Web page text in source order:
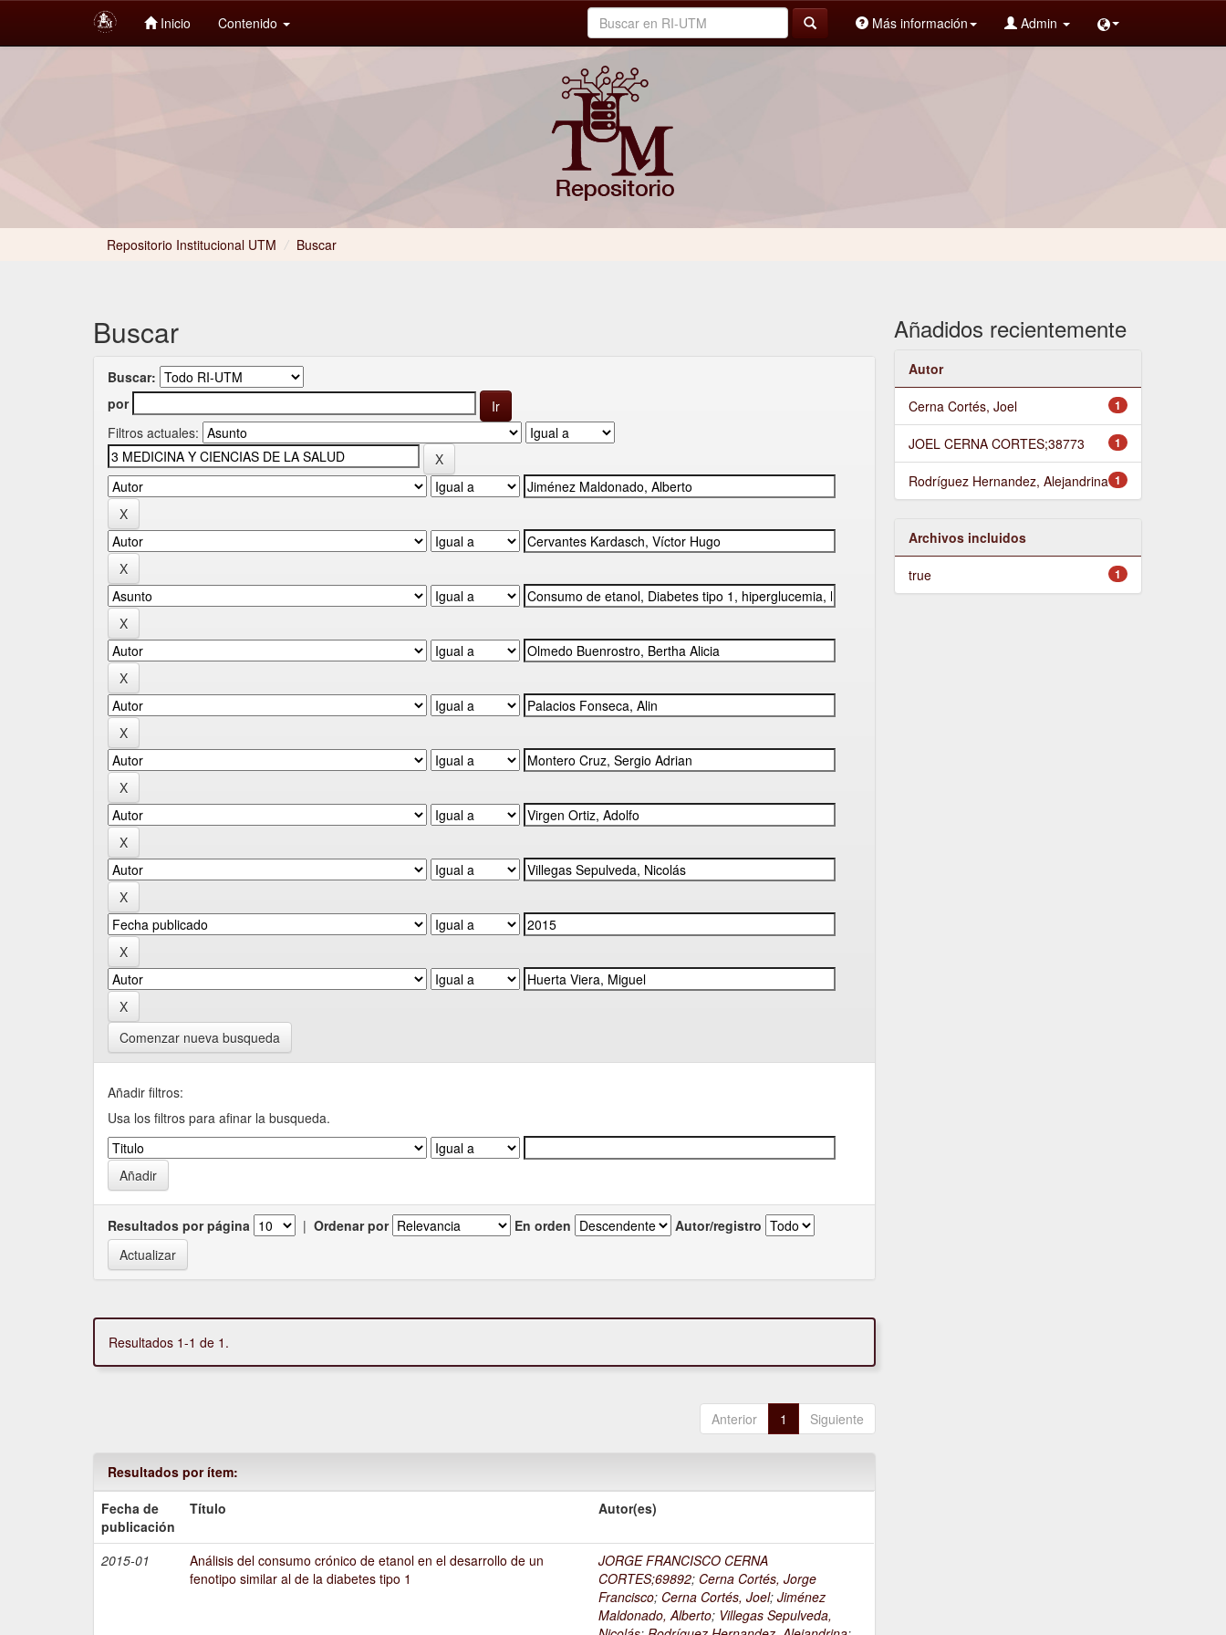
Inicio Contenido Más información Admin
Repositorio Institucional UTM / Buscar
Buscar
Buscar:
por
Filtros actuales:
Comenzar nueva busqueda
Añadir filtros:
Usa los filtros para afinar la busqueda.
Resultados por página | Ordenar por En orden Autor/registro
Resultados 1-1 de 1.
Anterior 1 Siguiente
Resultados por ítem:
Fecha de
publicación
Título Autor(es)
2015-01
Análisis del consumo crónico de etanol en el desarrollo de un
fenotipo similar al de la diabetes tipo 1
JORGE FRANCISCO CERNA
CORTES;69892; Cerna Cortés, Jorge
Francisco; Cerna Cortés, Joel;Jiménez
Maldonado, Alberto; Villegas Sepulveda,
Añadidos recientemente
Autor
1
Cerna Cortés, Joel
1
JOEL CERNA CORTES;38773
1
Rodríguez Hernandez, Alejandrina
Archivos incluidos
1
true